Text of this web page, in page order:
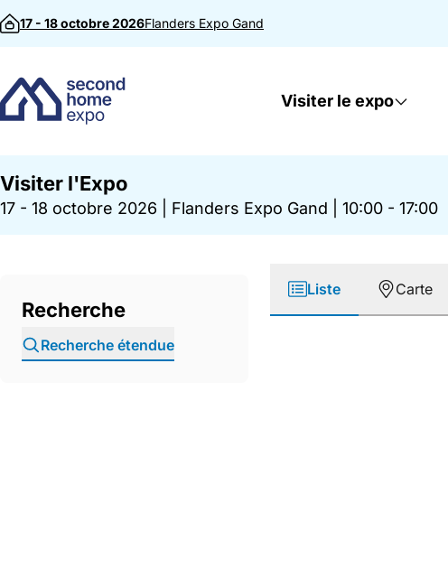
Passer au contenu
17 - 18 octobre 2026Flanders Expo Gand
Visiter le expo
Visiter l'Expo
17 - 18 octobre 2026 Flanders Expo Gand 10:00 - 17:00
Recherche
Recherche étendue
Liste Carte